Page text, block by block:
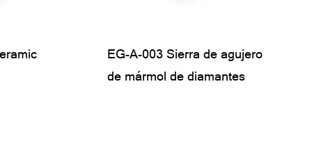
EG-A-003 Sierra de agujero
de mármol de diamantes
EG-A-A-016 Sierra de
diamantes de vástago
Cera de enfriamiento para
brocas de taladro de